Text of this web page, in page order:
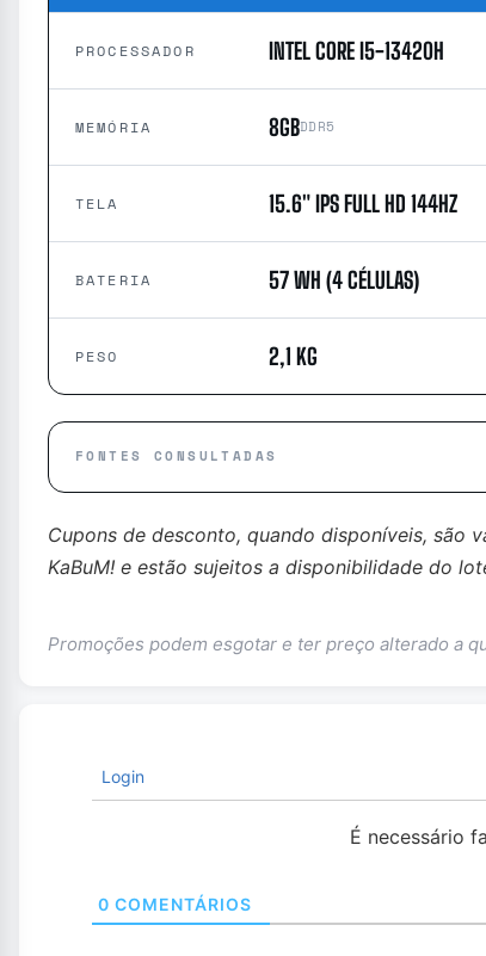
PROCESSADOR INTEL CORE I5-13420H
MEMÓRIA 8GBDDR5
TELA 15.6″ IPS FULL HD 144HZ
BATERIA 57 WH (4 CÉLULAS)
PESO 2,1 KG
FONTES CONSULTADAS
Cupons de desconto, quando disponíveis, são
KaBuM! e estão sujeitos a disponibilidade do
Promoções podem esgotar e ter preço alterado a
Login
É necessário
0 COMENTÁRIOS